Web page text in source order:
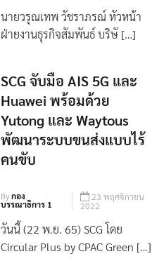
นายวรุณเทพ วัชราภรณ์ หัวหน้า
ฝ่ายงานธุรกิจสัมพันธ์ บริษั […]
SCG จับมือ AIS 5G และ
Huawei พร้อมด้วย
Yutong และ Waytous
พัฒนาระบบขนส่งแบบไร้
คนขับ
Byกอง
บรรณาธิการ 1
23 พฤศจิกายน
2022
วันนี้ (22 พ.ย. 65) SCG โดย
Circular Plus by CPAC Green […]